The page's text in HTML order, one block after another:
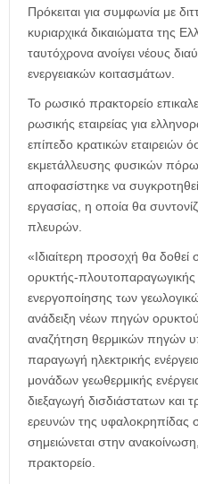
Πρόκειται για συμφωνία με
κυριαρχικά δικαιώματα της
ταυτόχρονα ανοίγει νέους
ενεργειακών κοιτασμάτων.
Το ρωσικό πρακτορείο
ρωσικής εταιρείας για
επίπεδο κρατικών εταιρειών
εκμετάλλευσης φυσικών
αποφασίστηκε να
εργασίας, η οποία θα
πλευρών.
«Ιδιαίτερη προσοχή θα δοθεί
ορυκτής-
ενεργοποίησης των
ανάδειξη νέων πηγών
αναζήτηση θερμικών πηγών
παραγωγή ηλεκτρικής
μονάδων γεωθερμικής
διεξαγωγή δισδιάστατων και
ερευνών της υφαλοκρηπίδας
σημειώνεται στην
πρακτορείο.